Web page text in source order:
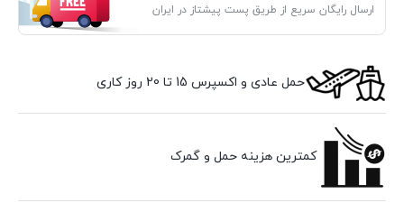
ارسال رایگان سریع از طریق پست پیشتاز در ایران
حمل عادی و اکسپرس 15 تا 20 روز کاری
کمترین هزینه حمل و گمرک